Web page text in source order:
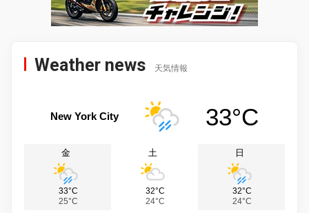
Weather news 天気情報
New York City 33°C
金
33°C
25°C
土
32°C
24°C
日
32°C
24°C